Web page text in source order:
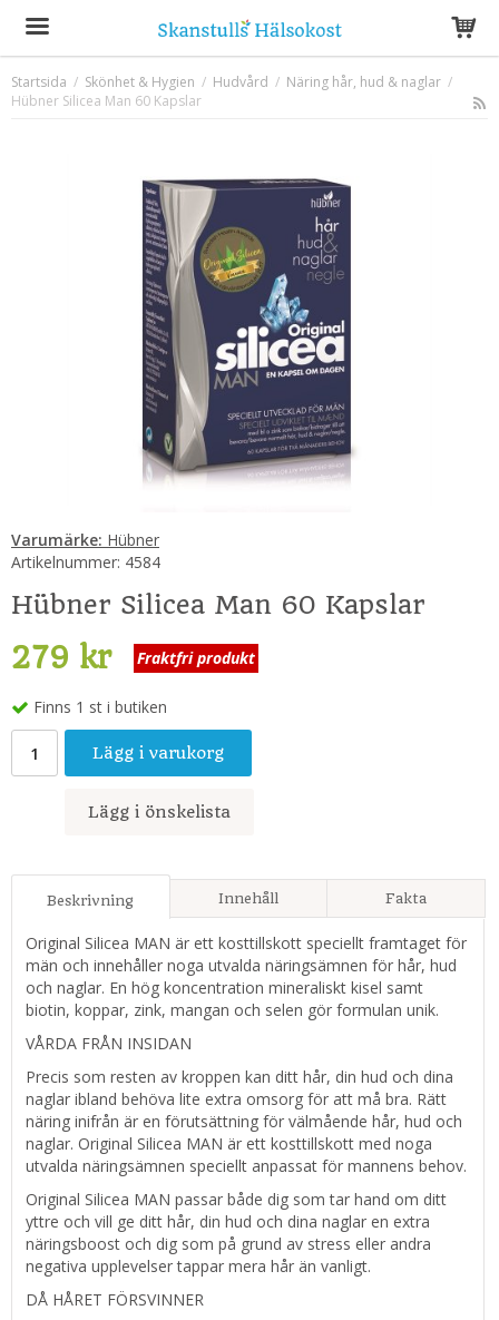
Produkten har blivit tillagd i varukorgen
Startsida / Skönhet & Hygien / Hudvård / Näring hår, hud & naglar /
Hübner Silicea Man 60 Kapslar
Varumärke: Hübner
Artikelnummer: 4584
Hübner Silicea Man 60 Kapslar
279 kr Fraktfri produkt
Finns 1 st i butiken
Lägg i varukorg
Lägg i önskelista
Beskrivning Innehåll Fakta
Original Silicea MAN är ett kosttillskott speciellt framtaget för
män och innehåller noga utvalda näringsämnen för hår, hud
och naglar. En hög koncentration mineraliskt kisel samt
biotin, koppar, zink, mangan och selen gör formulan unik.
VÅRDA FRÅN INSIDAN
Precis som resten av kroppen kan ditt hår, din hud och dina
naglar ibland behöva lite extra omsorg för att må bra. Rätt
näring inifrån är en förutsättning för välmående hår, hud och
naglar. Original Silicea MAN är ett kosttillskott med noga
utvalda näringsämnen speciellt anpassat för mannens behov.
Original Silicea MAN passar både dig som tar hand om ditt
yttre och vill ge ditt hår, din hud och dina naglar en extra
näringsboost och dig som på grund av stress eller andra
negativa upplevelser tappar mera hår än vanligt.
DÅ HÅRET FÖRSVINNER